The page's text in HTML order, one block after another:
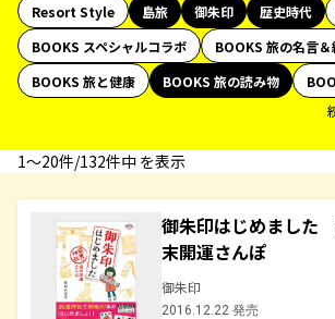
Resort Style
島旅 御朱印 歴史時代
BOOKS スペシャルコラボ
BOOKS 旅の名言＆
BOOKS 旅と健康
BOOKS 旅の読み物
1〜20件/132件中 を表示
御朱印はじめまし
末開運さんぽ
御朱印
2016.12.22 発売